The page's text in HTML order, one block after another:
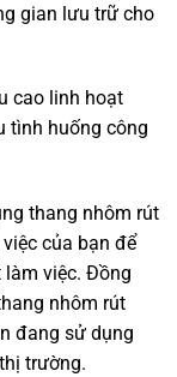
gian lưu trữ cho
cao linh hoạt
tình huống công
thang nhôm rút
của bạn để
làm việc. Đồng
nhôm rút
đang sử dụng
trường.